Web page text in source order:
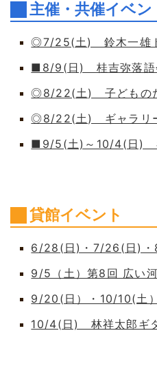
主催・共催イベン
◎7/25(土) 鈴木一雄ト
■8/9(日) 桂吉弥落語
◎8/22(土) 子どものた
◎8/22(土) ギャラリ
■9/5(土)～10/4(日) 谷
貸館イベント
6/28(日)・7/26(日)
9/5（土）第8回 広い
9/20(日）・10/10(土
10/4(日) 林祥太郎ギ